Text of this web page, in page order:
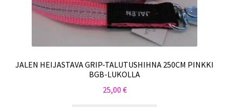
JALEN HEIJASTAVA GRIP-TALUTUSHIHNA 250CM PINKKI
BGB-LUKOLLA
25,00 €